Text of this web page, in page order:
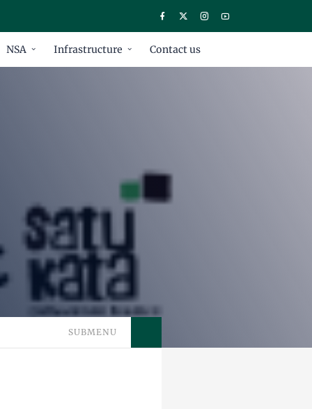
NSA Infrastructure Contact us
SUBMENU